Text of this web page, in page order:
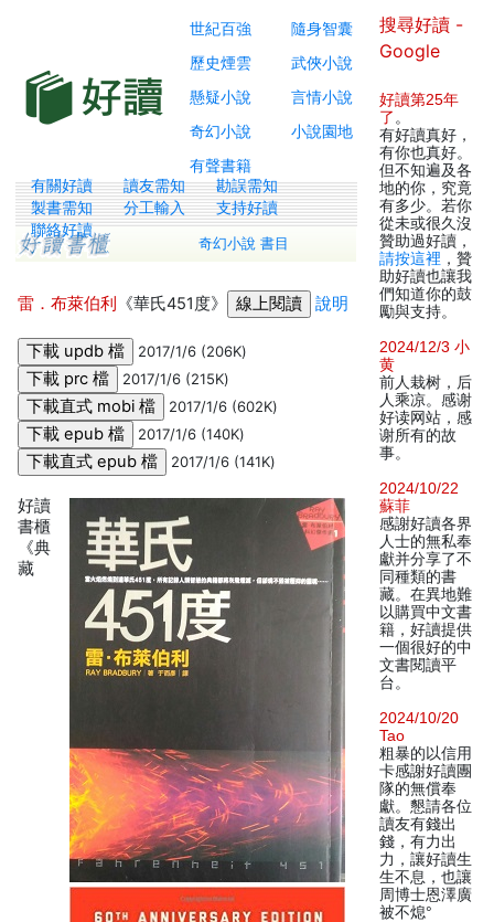
世紀百強
隨身智囊
歷史煙雲
武俠小說
懸疑小說
言情小說
奇幻小說
小說園地
有聲書籍
有關好讀 讀友需知
勘誤需知
製書需知
分工輸入
支持好讀
聯絡好讀
奇幻小說 書目
雷．布萊伯利 《華氏451度》 說明
2017/1/6 (206K)
2017/1/6 (215K)
2017/1/6 (602K)
2017/1/6 (140K)
2017/1/6 (141K)
好讀
書櫃
《典
藏
搜尋好讀 -
Google
好讀第25年
了 。
有好讀真好，
有你也真好。
但不知遍及各
地的你，究竟
有多少。若你
從未或很久沒
贊助過好讀，
請按這裡 ，贊
助好讀也讓我
們知道你的鼓
勵與支持。
2024/12/3 小
黄
前人栽树，后
人乘凉。感谢
好读网站，感
谢所有的故
事。
2024/10/22
蘇菲
感謝好讀各界
人士的無私奉
獻并分享了不
同種類的書
藏。在異地難
以購買中文書
籍，好讀提供
一個很好的中
文書閱讀平
台。
2024/10/20
Tao
粗暴的以信用
卡感謝好讀團
隊的無償奉
獻。懇請各位
讀友有錢出
錢，有力出
力，讓好讀生
生不息，也讓
周博士恩澤廣
被不熄°